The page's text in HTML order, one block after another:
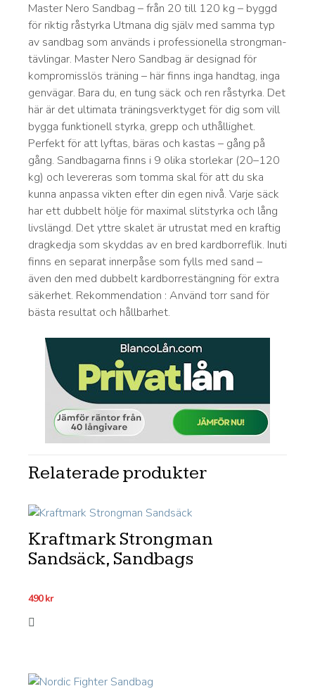
Master Nero Sandbag – från 20 till 120 kg – byggd
för riktig råstyrka Utmana dig själv med samma typ
av sandbag som används i professionella strongman-
tävlingar. Master Nero Sandbag är designad för
kompromisslös träning – här finns inga handtag, inga
genvägar. Bara du, en tung säck och ren råstyrka. Det
här är det ultimata träningsverktyget för dig som vill
bygga funktionell styrka, grepp och uthållighet.
Perfekt för att lyftas, bäras och kastas – gång på
gång. Sandbagarna finns i 9 olika storlekar (20–120
kg) och levereras som tomma skal för att du ska
kunna anpassa vikten efter din egen nivå. Varje säck
har ett dubbelt hölje för maximal slitstyrka och lång
livslängd. Det yttre skalet är utrustat med en kraftig
dragkedja som skyddas av en bred kardborreflik. Inuti
finns en separat innerpåse som fylls med sand –
även den med dubbelt kardborrestängning för extra
säkerhet. Rekommendation : Använd torr sand för
bästa resultat och hållbarhet.
Relaterade produkter
Kraftmark Strongman
Sandsäck, Sandbags
490kr